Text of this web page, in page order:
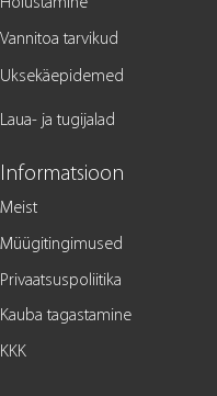
Vannitoa tarvikud
Uksekäepidemed
Laua- ja tugijalad
Informatsioon
Meist
Müügitingimused
Privaatsuspoliitika
Kauba tagastamine
KKK